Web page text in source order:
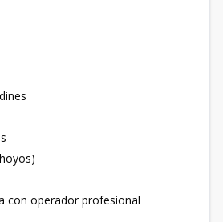
con operador profesional